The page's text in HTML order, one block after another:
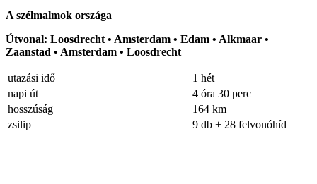
A szélmalmok országa
Útvonal: Loosdrecht • Amsterdam • Edam • Alkmaar •
Zaanstad • Amsterdam • Loosdrecht
utazási idő
1 hét
napi út
4 óra 30 perc
hosszúság
164 km
zsilip
9 db + 28 felvonóhíd